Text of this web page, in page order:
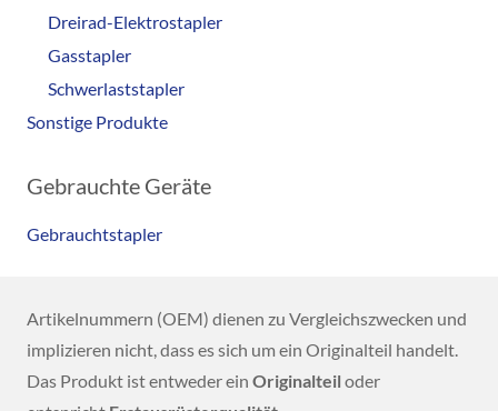
Dreirad-Elektrostapler
Gasstapler
Schwerlaststapler
Sonstige Produkte
Gebrauchte Geräte
Gebrauchtstapler
Artikelnummern (OEM) dienen zu Vergleichszwecken und
implizieren nicht, dass es sich um ein Originalteil handelt.
Das Produkt ist entweder ein Originalteil oder